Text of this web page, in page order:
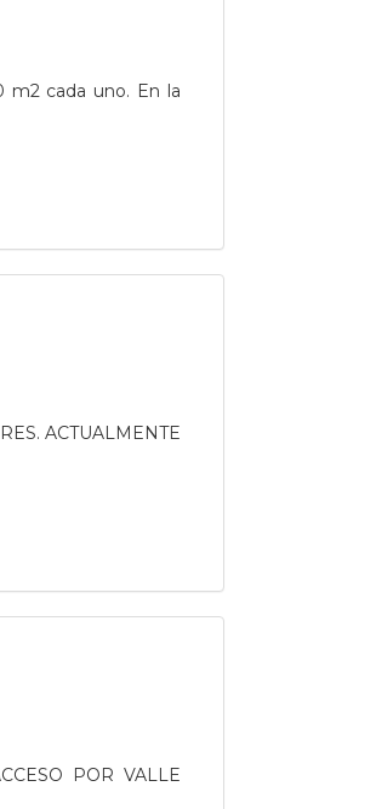
m2 cada uno. En la
ACTUALMENTE
POR VALLE